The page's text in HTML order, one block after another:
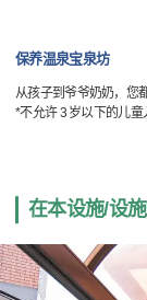
保养温泉宝泉坊
从孩子到爷爷奶奶，您
*不允许 3 岁以下的儿童
在本设施/设